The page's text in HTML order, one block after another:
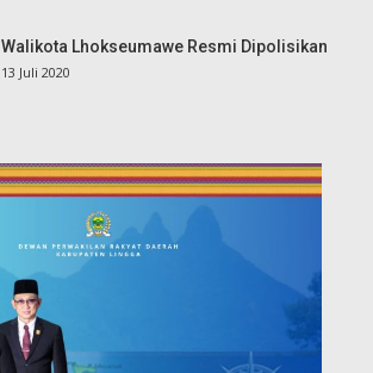
Walikota Lhokseumawe Resmi Dipolisikan
13 Juli 2020